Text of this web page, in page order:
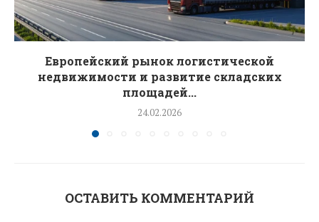
Европейский рынок логистической
недвижимости и развитие складских
площадей...
24.02.2026
ОСТАВИТЬ КОММЕНТАРИЙ